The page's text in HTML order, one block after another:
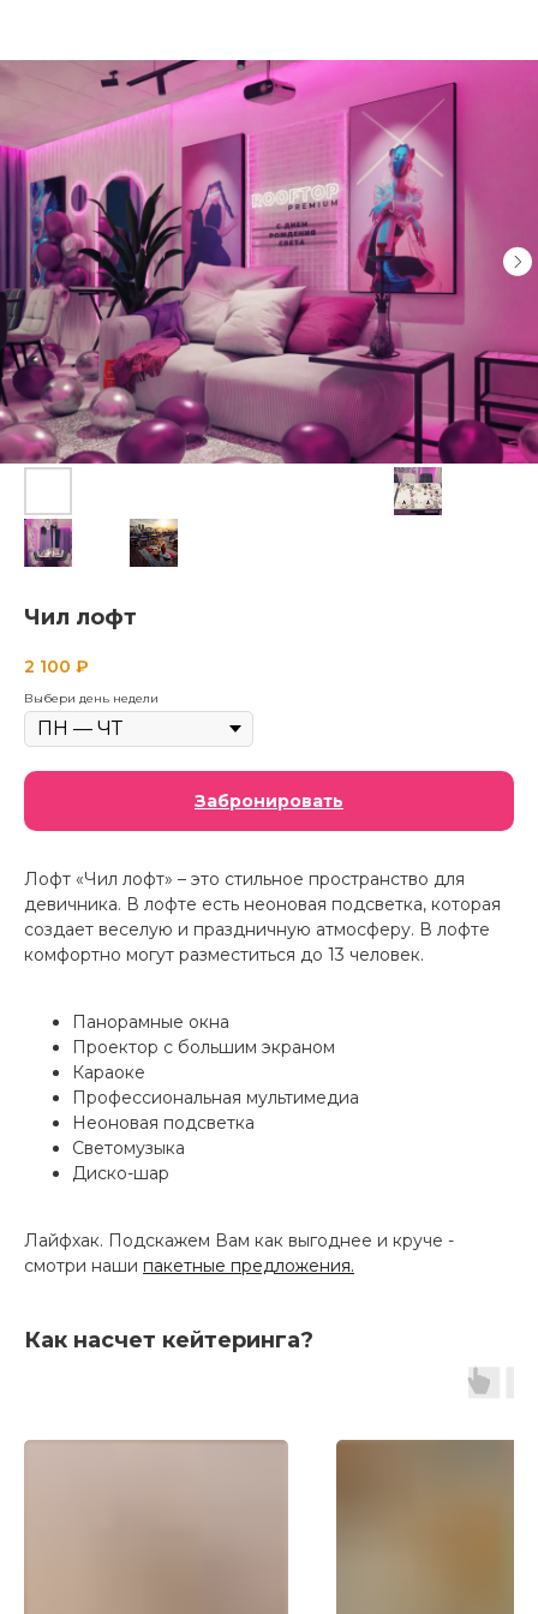
Чил лофт
2 100 ₽
Выбери день недели
Забронировать
Лофт «Чил лофт» – это стильное пространство для
девичника. В лофте есть неоновая подсветка, которая
создает веселую и праздничную атмосферу. В лофте
комфортно могут разместиться до 13 человек.
Панорамные окна
Проектор с большим экраном
Караоке
Профессиональная мультимедиа
Неоновая подсветка
Светомузыка
Диско-шар
Лайфхак. Подскажем Вам как выгоднее и круче -
смотри наши пакетные предложения.
Как насчет кейтеринга?